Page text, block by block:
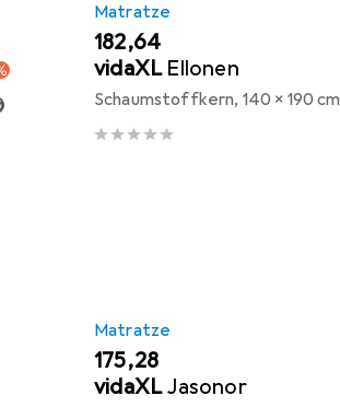
Matratze
EUR
182,64
vidaXL Ellonen
Schaumstoffkern, 140 x 190 cm
Matratze
EUR
175,28
vidaXLJasonor